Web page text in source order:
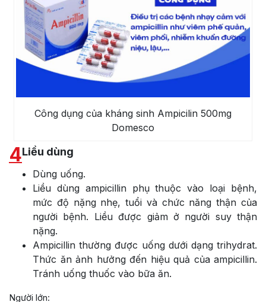
Công dụng của kháng sinh Ampicilin 500mg
Domesco
4Liều dùng
Dùng uống.
Liều dùng ampicillin phụ thuộc vào loại bệnh,
mức độ nặng nhẹ, tuổi và chức năng thận của
người bệnh. Liều được giảm ở người suy thận
nặng.
Ampicillin thường được uống dưới dạng trihydrat.
Thức ăn ảnh hưởng đến hiệu quả của ampicillin.
Tránh uống thuốc vào bữa ăn.
Người lớn: